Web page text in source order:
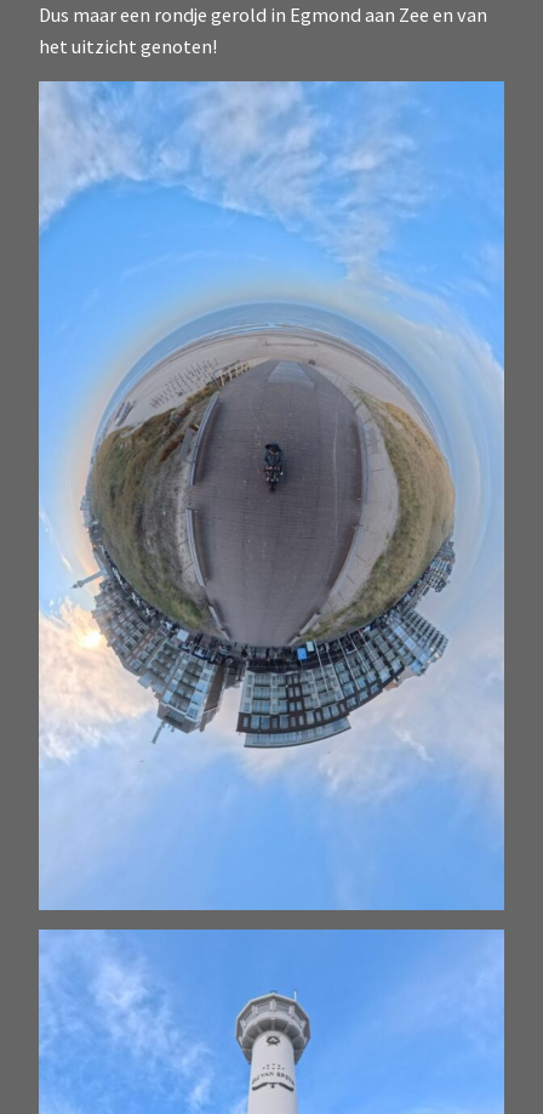
Dus maar een rondje gerold in Egmond aan Zee en van
het uitzicht genoten!